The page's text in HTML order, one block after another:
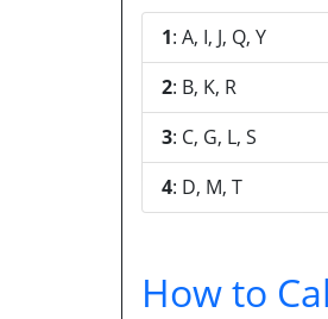
1: A, I, J, Q, Y
2: B, K, R
3: C, G, L, S
4: D, M, T
How to